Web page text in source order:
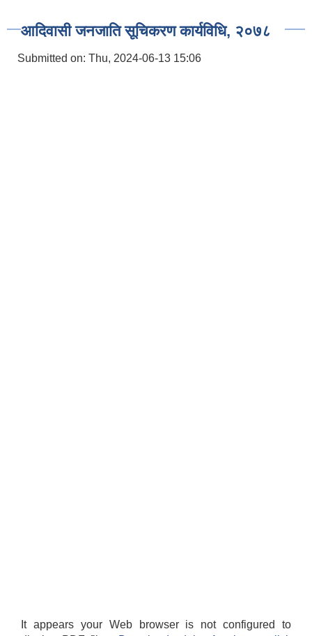
आदिवासी जनजाति सूचिकरण कार्यविधि, २०७८
Submitted on: Thu, 2024-06-13 15:06
It appears your Web browser is not configured to